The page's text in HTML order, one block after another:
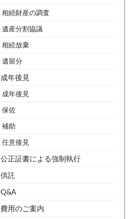
相続財産の調査
遺産分割協議
相続放棄
遺留分
成年後見
成年後見
保佐
補助
任意後見
公正証書による強制執行
供託
Q&A
費用のご案内